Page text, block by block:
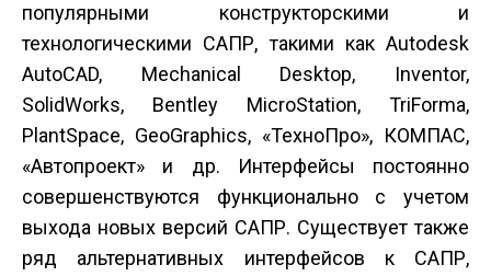
популярными конструкторскими и
технологическими САПР, такими как Autodesk
AutoCAD, Mechanical Desktop, Inventor,
SolidWorks, Bentley MicroStation, TriForma,
PlantSpace, GeoGraphics, «ТехноПро», КОМПАС,
«Автопроект» и др. Интерфейсы постоянно
совершенствуются функционально с учетом
выхода новых версий САПР. Существует также
ряд альтернативных интерфейсов к САПР,